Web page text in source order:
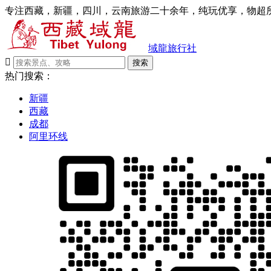
专注西藏，新疆，四川，云南旅游二十余年，纯玩优享，物超
域龍旅行社

搜索
热门搜索：
新疆
西藏
成都
阿里环线